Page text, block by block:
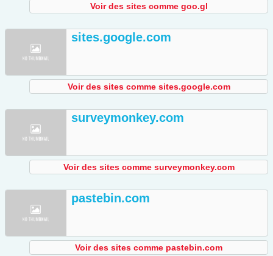
Voir des sites comme goo.gl
sites.google.com
Voir des sites comme sites.google.com
surveymonkey.com
Voir des sites comme surveymonkey.com
pastebin.com
Voir des sites comme pastebin.com